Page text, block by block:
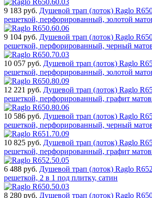
9 183 руб. Душевой трап (лоток) Raglo
решеткой, перфорированный, золотой
9 104 руб. Душевой трап (лоток) Raglo
решеткой, перфорированный, черный
10 057 руб. Душевой трап (лоток) Raglo
решеткой, перфорированный, золотой
12 221 руб. Душевой трап (лоток) Raglo
решеткой, перфорированный, графит
10 586 руб. Душевой трап (лоток) Raglo
решеткой, перфорированный, черный
10 825 руб. Душевой трап (лоток) Raglo
решеткой, перфорированный, графит
6 488 руб. Душевой трап (лоток) Raglo
решеткой, 2 в 1 под плитку, сатин
8 280 руб. Душевой трап (лоток) Raglo